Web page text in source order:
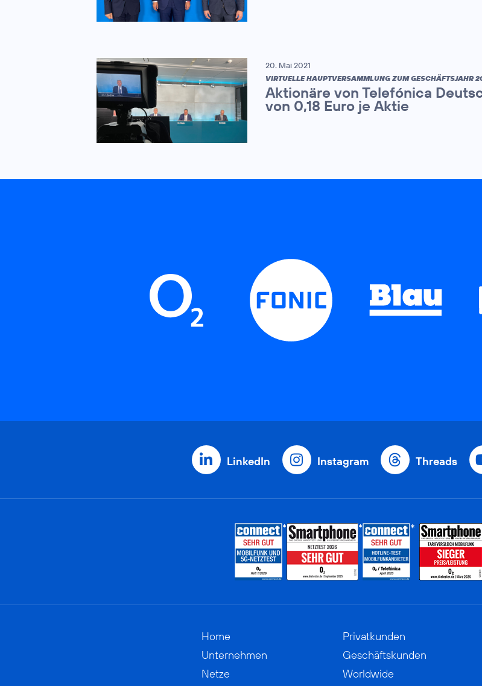
20. Mai 2021
VIRTUELLE HAUPTVERSAMMLUNG ZUM GESCHÄFTSJAHR
Aktionäre von Telefónica
von 0,18 Euro je Aktie
LinkedIn Instagram Threads
Home
Unternehmen
Netze
Privatkunden
Geschäftskunden
Worldwide